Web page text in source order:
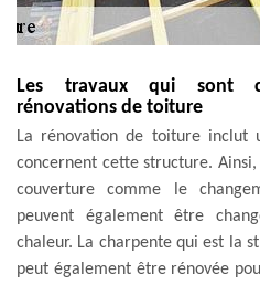
Les travaux qui sont
rénovations de toiture
La rénovation de toiture inclut
concernent cette structure.
couverture comme le
peuvent également être
chaleur. La charpente qui est la
peut également être rénovée